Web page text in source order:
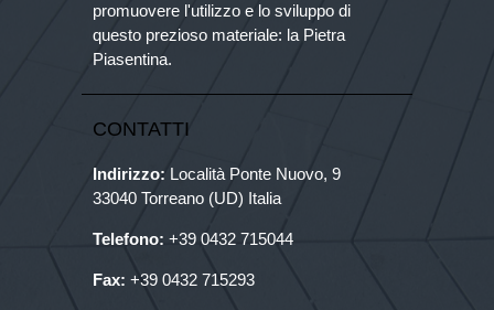
promuovere l'utilizzo e lo sviluppo di
questo prezioso materiale: la Pietra
Piasentina.
CONTATTI
Indirizzo: Località Ponte Nuovo, 9
33040 Torreano (UD) Italia
Telefono: +39 0432 715044
Fax: +39 0432 715293